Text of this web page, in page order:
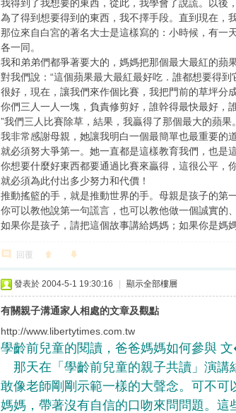
我得到了我想要的東西，從此，我學會了說謊。以後
為了得到想要得到的東西，我不擇手段。直到現在，
那位來自白宮的著名大士是這樣寫的：小時候，有一
各一同。
我和弟弟們都爭著要大的，媽媽把那個最大最紅的蘋
對我們說：“這個蘋果最大最紅最好吃．誰都想要得到
很好，現在，讓我們來作個比賽，我把門前的草坪分
你們三人一人一塊，負責修剪好，誰幹得最快最好，
”我們三人比賽除草，結果，我贏得了那個最大的蘋果。
我非常感謝母親，她讓我明白一個最簡單也最重要的
就必須努大爭第一。她一直都是這樣教育我們，也是
你想要什麼好東西都要通過比賽來贏得，這很公平，
就必須為此付出多少努力和代價！
推動搖籃的手，就是推動世界的手。母親是孩子的第
你可以教他說第一句謊言，也可以教他做一個誠實的
如果你是孩子，請把這個故事講給媽媽；如果你是媽
回覆
發表於 2004-5-1 19:30:16 顯示全部樓層
有關親子溝通家人相處的文章及觀點
http://www.libertytimes.com.tw
學齡前兒童的閱讀，爸爸媽媽如何參與
那天在「學齡前兒童的親子共讀」演講
敢像老師剛剛示範一樣的大聲念。可不
媽媽，帶著沒有自信的口吻來問問題。這